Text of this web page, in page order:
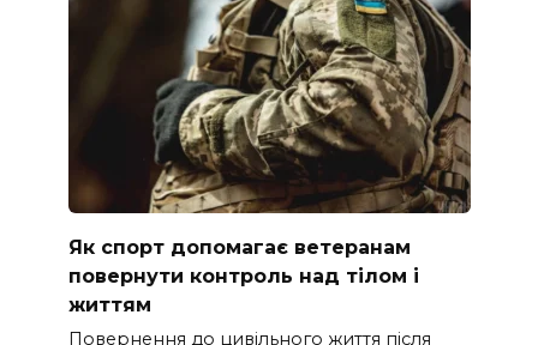
Як спорт допомагає ветеранам
повернути контроль над тілом і
життям
Повернення до цивільного життя після